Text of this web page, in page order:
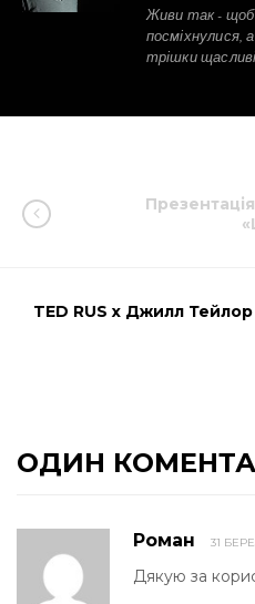
Живи так - щоб
посміхнулися,
трішки
TED RUS x Джилл Тейлор
ОДИН
Роман 31
Дякую за